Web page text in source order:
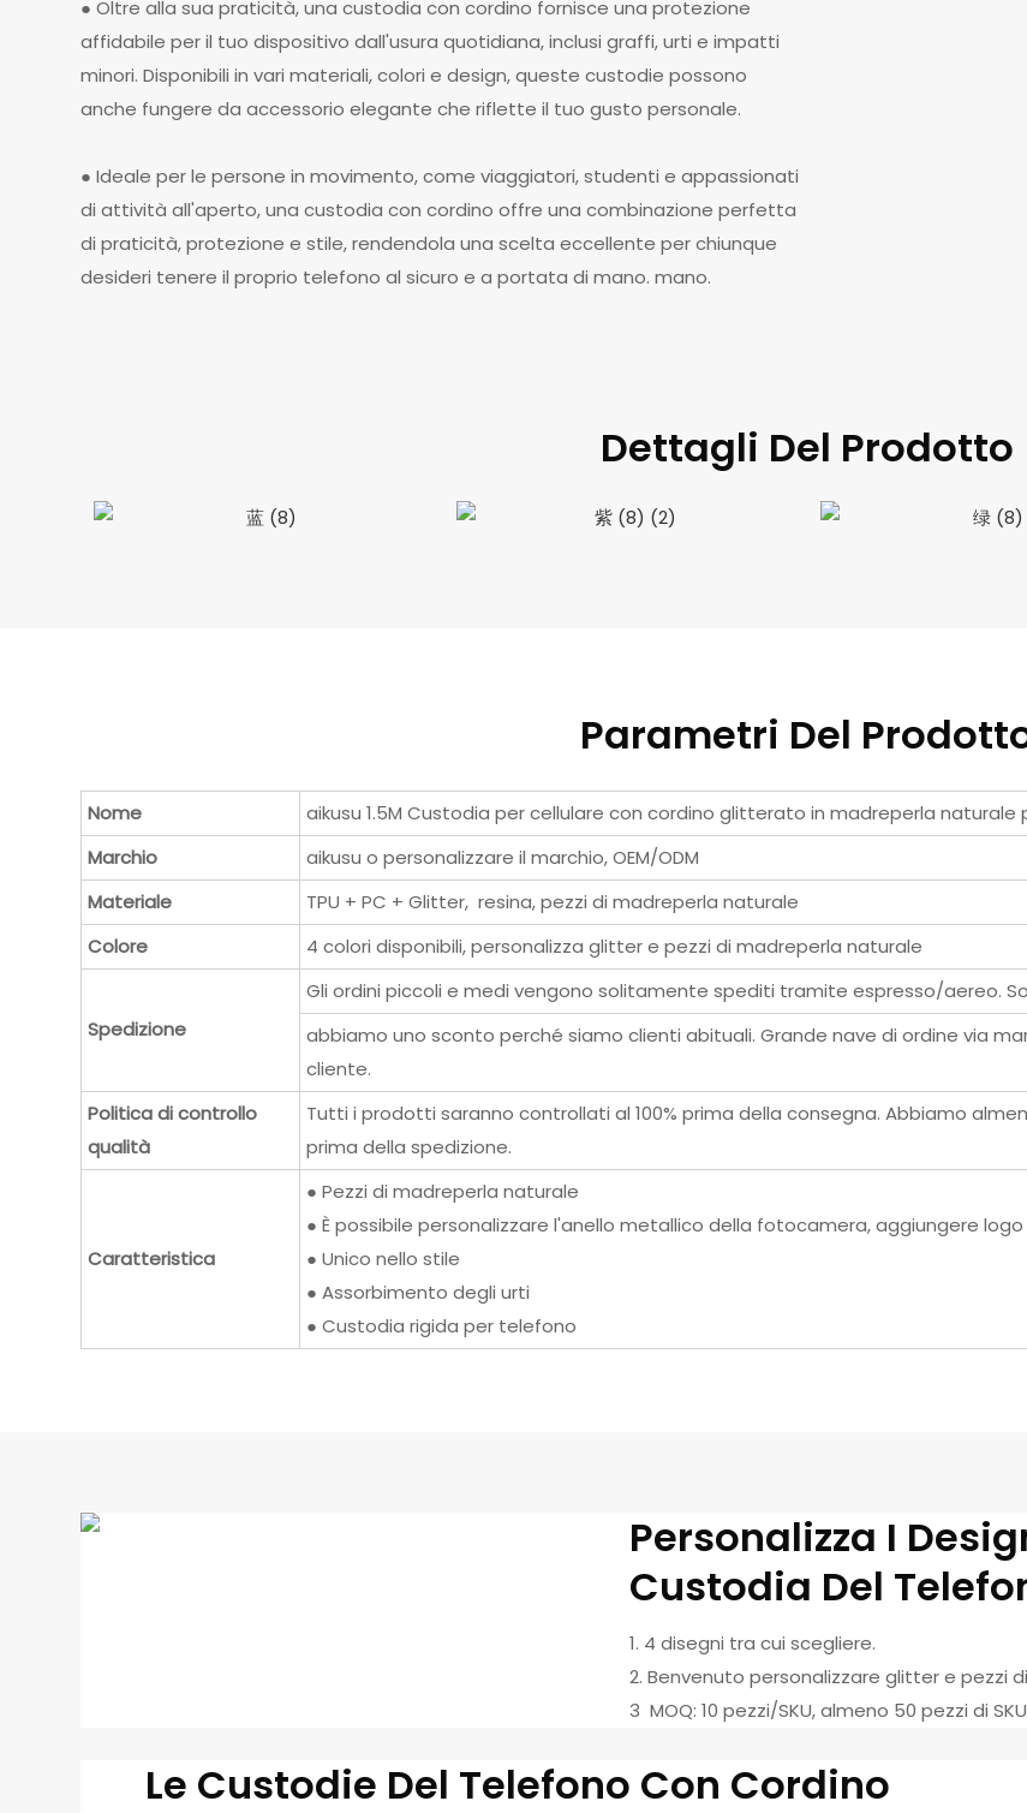
● Oltre alla sua praticità, una custodia con cordino fornisce una protezione
affidabile per il tuo dispositivo dall'usura quotidiana, inclusi graffi, urti e impatti
minori. Disponibili in vari materiali, colori e design, queste custodie possono
anche fungere da accessorio elegante che riflette il tuo gusto personale.
● Ideale per le persone in movimento, come viaggiatori, studenti e appassionati
di attività all'aperto, una custodia con cordino offre una combinazione perfetta
di praticità, protezione e stile, rendendola una scelta eccellente per chiunque
desideri tenere il proprio telefono al sicuro e a portata di mano. mano.
Dettagli Del Prodotto
Parametri Del
Nome
aikusu 1.5M Custodia per cellulare con cordino glitterato in madreperla naturale
Marchio
aikusu o personalizzare il marchio, OEM/ODM
Materiale
TPU + PC + Glitter, resina, pezzi di madreperla naturale
Colore
4 colori disponibili, personalizza glitter e pezzi di madreperla naturale
Spedizione
Gli ordini piccoli e medi vengono solitamente spediti tramite espresso/aereo.
abbiamo uno sconto perché siamo clienti abituali. Grande nave di ordine via
cliente.
Politica di controllo
qualità
Tutti i prodotti saranno controllati al 100% prima della consegna. Abbiamo
prima della spedizione.
Caratteristica
● Pezzi di madreperla naturale
● È possibile personalizzare l'anello metallico della fotocamera, aggiungere
● Unico nello stile
● Assorbimento degli urti
● Custodia rigida per telefono
Personalizza I
Custodia Del
1. 4 disegni tra cui scegliere.
2. Benvenuto personalizzare glitter e pezzi
3 MOQ: 10 pezzi/SKU, almeno 50 pezzi di
Le Custodie Del Telefono Con Cordino